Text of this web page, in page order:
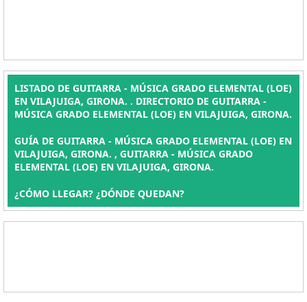
LISTADO DE GUITARRA - MÚSICA GRADO ELEMENTAL (LOE)
EN VILAJUIGA, GIRONA. . DIRECTORIO DE GUITARRA -
MÚSICA GRADO ELEMENTAL (LOE) EN VILAJUIGA, GIRONA.
GUÍA DE GUITARRA - MÚSICA GRADO ELEMENTAL (LOE) EN
VILAJUIGA, GIRONA. , GUITARRA - MÚSICA GRADO
ELEMENTAL (LOE) EN VILAJUIGA, GIRONA.
¿CÓMO LLEGAR? ¿DÓNDE QUEDAN?